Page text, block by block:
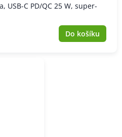
USB-C PD/QC 25 W, super-
Do košíku